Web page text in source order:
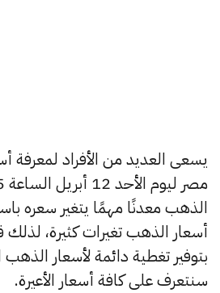
يسعى العديد من الأفراد لمعرفة
الذهب معدنًا مهمًا يتغير سعره
بتوفير تغطية دائمة لأسعار الذهب
سنتعرف على كافة أسعار الأعيرة.